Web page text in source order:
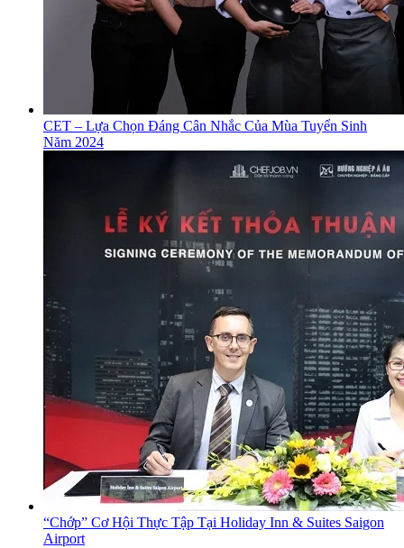
CET – Lựa Chọn Đáng Cân Nhắc Của Mùa Tuyển Sinh
Năm 2024
“Chớp” Cơ Hội Thực Tập Tại Holiday Inn & Suites Saigon
Airport